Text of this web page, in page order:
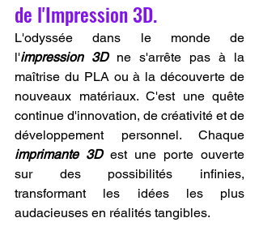
de l'Impression 3D.
L'odyssée dans le monde de
l'impression 3D ne s'arrête pas à la
maîtrise du PLA ou à la découverte de
nouveaux matériaux. C'est une quête
continue d'innovation, de créativité et de
imprimante 3D est une porte ouverte
sur des possibilités infinies,
transformant les idées les plus
audacieuses en réalités tangibles.